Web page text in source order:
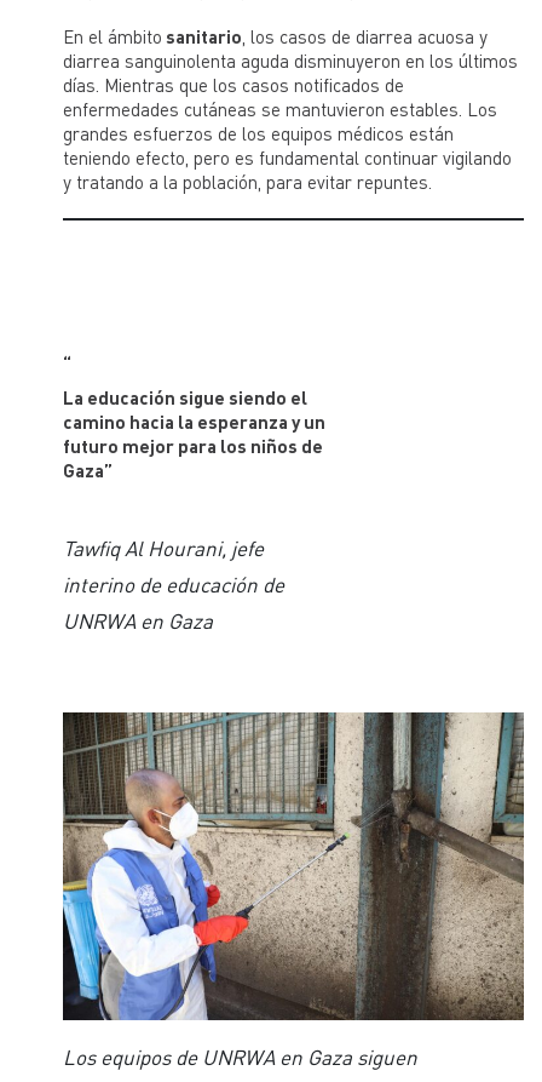
En el ámbito sanitario , los casos de diarrea acuosa y
diarrea sanguinolenta aguda disminuyeron en los últimos
días. Mientras que los casos notificados de
enfermedades cutáneas se mantuvieron estables. Los
grandes esfuerzos de los equipos médicos están
teniendo efecto, pero es fundamental continuar vigilando
y tratando a la población, para evitar repuntes.
“
La educación sigue siendo el
camino hacia la esperanza y un
futuro mejor para los niños de
Gaza”
Tawfiq Al Hourani, jefe
interino de educación de
UNRWA en Gaza
Los equipos de UNRWA en Gaza siguen